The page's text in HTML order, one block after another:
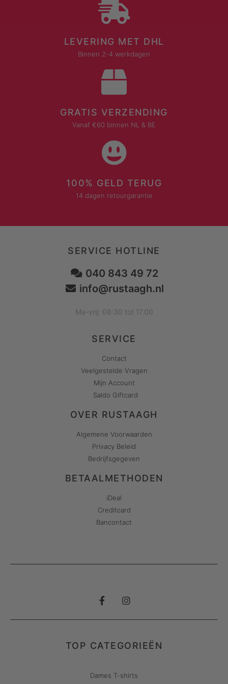
LEVERING MET DHL
Binnen 2-4 werkdagen
GRATIS VERZENDING
Vanaf €60 binnen NL & BE
100% GELD TERUG
14 dagen retourgarantie
SERVICE HOTLINE
040 843 49 72
info@rustaagh.nl
Ma-vrij: 08:30 tot 17.00
SERVICE
Contact
Veelgestelde Vragen
Mijn Account
Saldo Giftcard
OVER RUSTAAGH
Algemene Voorwaarden
Privacy Beleid
Bedrijfsgegeven
BETAALMETHODEN
iDeal
Creditcard
Bancontact
TOP CATEGORIEËN
Dames T-shirts